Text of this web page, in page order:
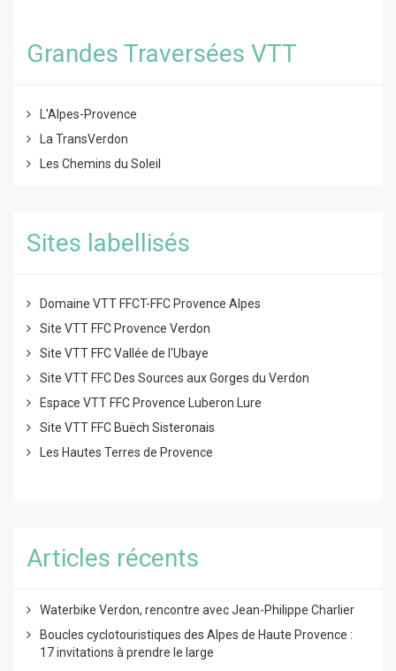
Grandes Traversées VTT
L'Alpes-Provence
La TransVerdon
Les Chemins du Soleil
Sites labellisés
Domaine VTT FFCT-FFC Provence Alpes
Site VTT FFC Provence Verdon
Site VTT FFC Vallée de l'Ubaye
Site VTT FFC Des Sources aux Gorges du Verdon
Espace VTT FFC Provence Luberon Lure
Site VTT FFC Buëch Sisteronais
Les Hautes Terres de Provence
Articles récents
Waterbike Verdon, rencontre avec Jean-Philippe Charlier
Boucles cyclotouristiques des Alpes de Haute Provence :
17 invitations à prendre le large